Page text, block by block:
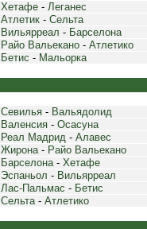
Хетафе - Леганес
Атлетик - Сельта
Вильярреал - Барселона
Райо Вальекано - Атлетико
Бетис - Мальорка
Севилья - Вальядолид
Валенсия - Осасуна
Реал Мадрид - Алавес
Жирона- Райо Вальекано
Барселона- Хетафе
Эспаньол - Вильярреал
Лас-Пальмас - Бетис
Сельта- Атлетико